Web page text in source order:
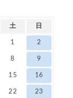
土 日
1 2
8 9
15 16
22 23